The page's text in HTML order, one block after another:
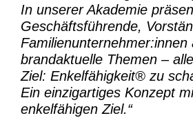
In unserer Akademie
Geschäftsführende,
Familienunternehmer:innen
brandaktuelle Themen –
Ziel: Enkelfähigkeit® zu
Ein einzigartiges Konzept
enkelfähigen Ziel.“